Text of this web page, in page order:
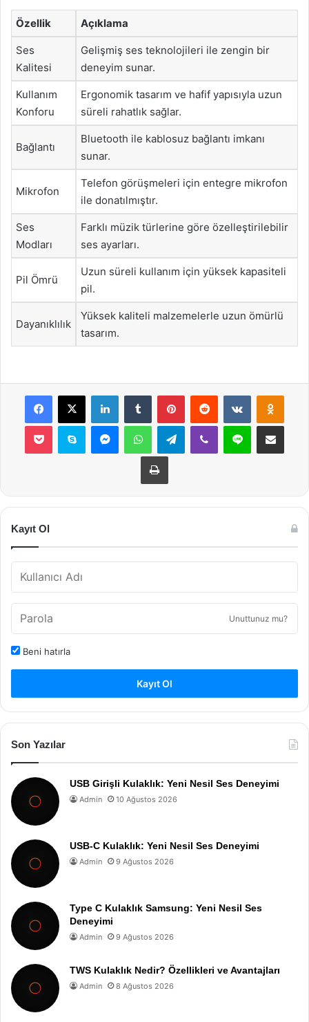
Özellik Açıklama
Ses
Kalitesi
Gelişmiş ses teknolojileri ile zengin bir
deneyim sunar.
Kullanım
Konforu
Ergonomik tasarım ve hafif yapısıyla uzun
süreli rahatlık sağlar.
Bağlantı
Bluetooth ile kablosuz bağlantı imkanı
sunar.
Mikrofon
Telefon görüşmeleri için entegre mikrofon
ile donatılmıştır.
Ses
Modları
Farklı müzik türlerine göre özelleştirilebilir
ses ayarları.
Pil Ömrü
Uzun süreli kullanım için yüksek kapasiteli
pil.
Dayanıklılık
Yüksek kaliteli malzemelerle uzun ömürlü
tasarım.
Facebook
X LinkedInTumblr PinterestReddit VKontakte
Pocket Skype MessengerWhatsAppTelegramViber Line E-Posta ile
Yazdır
Kayıt Ol
Unuttunuz mu?
Beni hatırla
Kayıt Ol
Son Yazılar
USB Girişli Kulaklık: Yeni Nesil Ses Deneyimi
Admin 10 Ağustos 2026
USB-C Kulaklık: Yeni Nesil Ses Deneyimi
Admin 9 Ağustos 2026
Type C Kulaklık Samsung: Yeni Nesil Ses
Deneyimi
Admin 9 Ağustos 2026
TWS Kulaklık Nedir? Özellikleri ve Avantajları
Admin 8 Ağustos 2026